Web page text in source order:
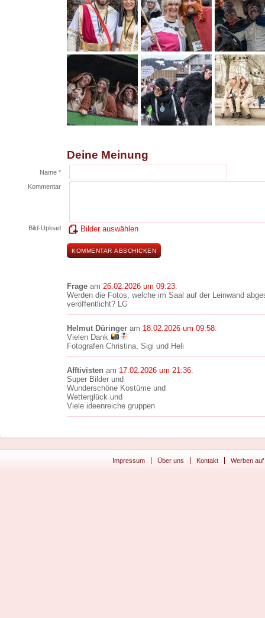
Deine Meinung
Name *
Kommentar
Bild-Upload Bilder auswählen
Frage am 26.02.2026 um 09:23:
Werden die Fotos, welche im Saal auf der Leinwand
veröffentlicht? LG
Helmut Düringer am 18.02.2026 um 09:58:
Vielen Dank
Fotografen Christina, Sigi und Heli
Afftivisten am 17.02.2026 um 21:36:
Super Bilder und
Wunderschöne Kostüme und
Wetterglück und
Viele ideenreiche gruppen
Impressum Über uns Kontakt Werben